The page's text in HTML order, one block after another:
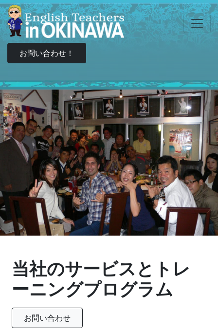
お問い合わせ！
当社のサービスとトレ
ーニングプログラム
お問い合わせ